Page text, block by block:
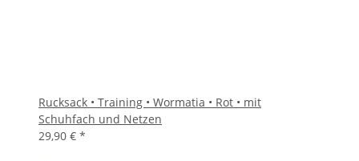
Rucksack • Training • Wormatia • Rot • mit
Schuhfach und Netzen
29,90 € *